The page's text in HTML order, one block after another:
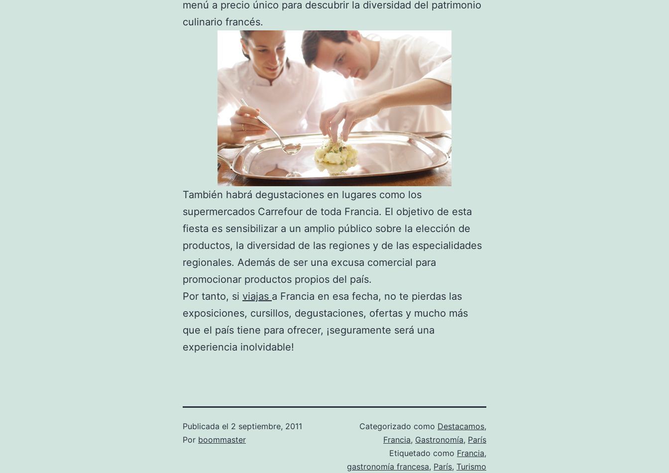
menú a precio único para descubrir la diversidad del patrimonio
culinario francés.
También habrá degustaciones en lugares como los
supermercados Carrefour de toda Francia. El objetivo de esta
fiesta es sensibilizar a un amplio público sobre la elección de
productos, la diversidad de las regiones y de las especialidades
regionales. Además de ser una excusa comercial para
promocionar productos propios del país.
Por tanto, si viajas a Francia en esa fecha, no te pierdas las
exposiciones, cursillos, degustaciones, ofertas y mucho más
que el país tiene para ofrecer, ¡seguramente será una
experiencia inolvidable!
Publicada el 2 septiembre, 2011
Por boommaster
Categorizado como Destacamos,
Francia, Gastronomía, París
Etiquetado como Francia,
gastronomía francesa, París, Turismo